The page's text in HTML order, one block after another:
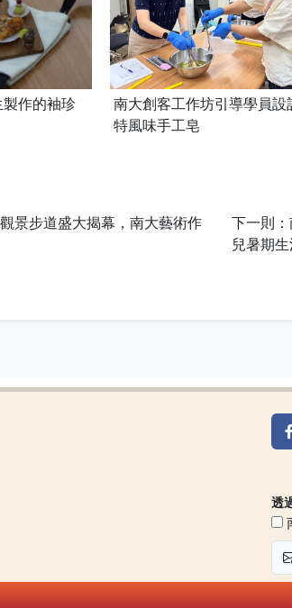
作的袖珍
南大創客工作坊引導學員設
特風味手工皂
景步道盛大揭幕，南大藝術作
下一則
兒暑期
透